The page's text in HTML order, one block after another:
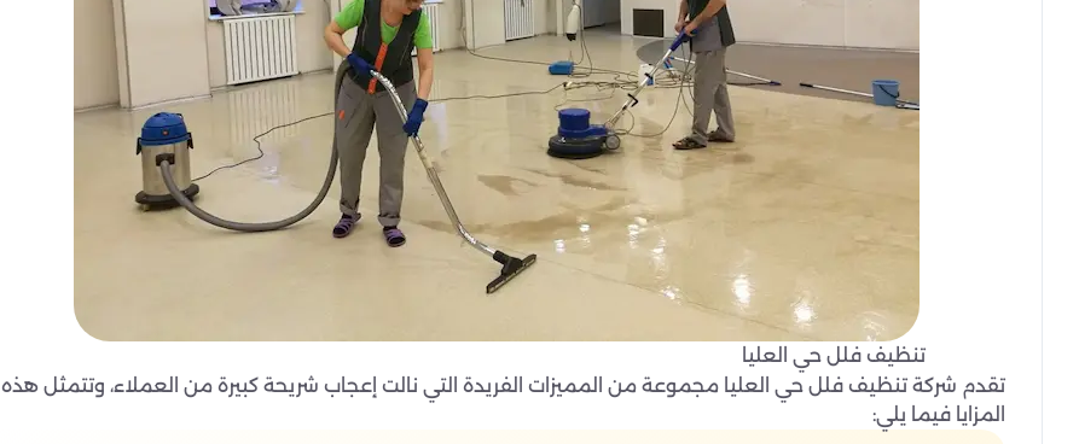
تنظيف فلل حي العليا
تقدم شركة تنظيف فلل حي العليا مجموعة من المميزات الفريدة التي نالت إعجاب شريحة كبيرة من العملاء، وتتمثل هذه
المزايا فيما يلي: